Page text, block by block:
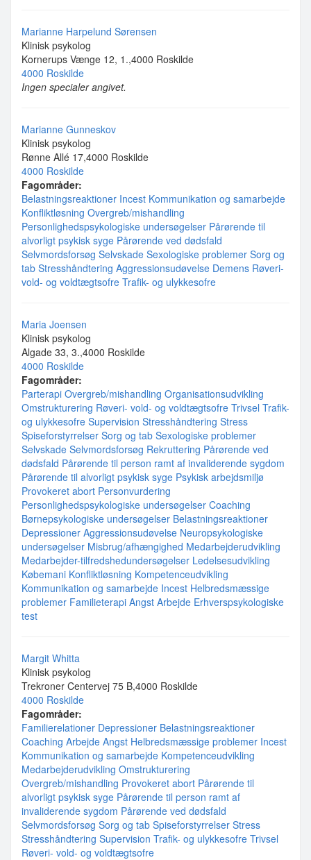
Marianne Harpelund Sørensen
Klinisk psykolog
Kornerups Vænge 12, 1.,4000 Roskilde
4000 Roskilde
Ingen specialer angivet.
Marianne Gunneskov
Klinisk psykolog
Rønne Allé 17,4000 Roskilde
4000 Roskilde
Fagområder:
Belastningsreaktioner Incest Kommunikation og samarbejde
Konfliktløsning Overgreb/mishandling
Personlighedspsykologiske undersøgelser Pårørende til
alvorligt psykisk syge Pårørende ved dødsfald
Selvmordsforsøg Selvskade Sexologiske problemer Sorg og
tab Stresshåndtering Aggressionsudøvelse Demens Røveri-
vold- og voldtægtsofre Trafik- og ulykkesofre
Maria Joensen
Klinisk psykolog
Algade 33, 3.,4000 Roskilde
4000 Roskilde
Fagområder:
Parterapi Overgreb/mishandling Organisationsudvikling
Omstrukturering Røveri- vold- og voldtægtsofre Trivsel Trafik-
og ulykkesofre Supervision Stresshåndtering Stress
Spiseforstyrrelser Sorg og tab Sexologiske problemer
Selvskade Selvmordsforsøg Rekruttering Pårørende ved
dødsfald Pårørende til person ramt af invaliderende sygdom
Pårørende til alvorligt psykisk syge Psykisk arbejdsmiljø
Provokeret abort Personvurdering
Personlighedspsykologiske undersøgelser Coaching
Børnepsykologiske undersøgelser Belastningsreaktioner
Depressioner Aggressionsudøvelse Neuropsykologiske
undersøgelser Misbrug/afhængighed Medarbejderudvikling
Medarbejder-tilfredshedundersøgelser Ledelsesudvikling
Købemani Konfliktløsning Kompetenceudvikling
Kommunikation og samarbejde Incest Helbredsmæssige
problemer Familieterapi Angst Arbejde Erhverspsykologiske
test
Margit Whitta
Klinisk psykolog
Trekroner Centervej 75 B,4000 Roskilde
4000 Roskilde
Fagområder:
Familierelationer Depressioner Belastningsreaktioner
Coaching Arbejde Angst Helbredsmæssige problemer Incest
Kommunikation og samarbejde Kompetenceudvikling
Medarbejderudvikling Omstrukturering
Overgreb/mishandling Provokeret abort Pårørende til
alvorligt psykisk syge Pårørende til person ramt af
invaliderende sygdom Pårørende ved dødsfald
Selvmordsforsøg Sorg og tab Spiseforstyrrelser Stress
Stresshåndtering Supervision Trafik- og ulykkesofre Trivsel
Røveri- vold- og voldtægtsofre